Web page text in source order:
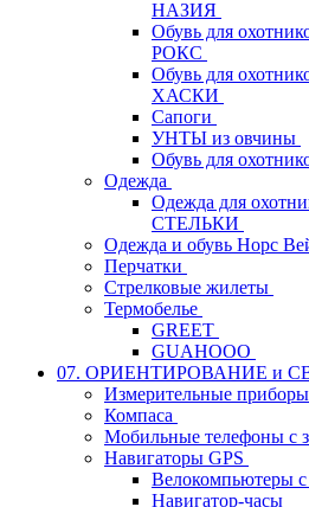
НАЗИЯ
Обувь для
РОКС
Обувь для
ХАСКИ
Сапоги
УНТЫ из овчины
Обувь для
Одежда
Одежда для
СТЕЛЬКИ
Одежда и обувь Норс
Перчатки
Стрелковые жилеты
Термобелье
GREET
GUAHOOO
07. ОРИЕНТИРОВАНИЕ и
Измерительные приборы
Компаса
Мобильные телефоны с
Навигаторы GPS
Велокомпьютеры с
Навигатор-часы